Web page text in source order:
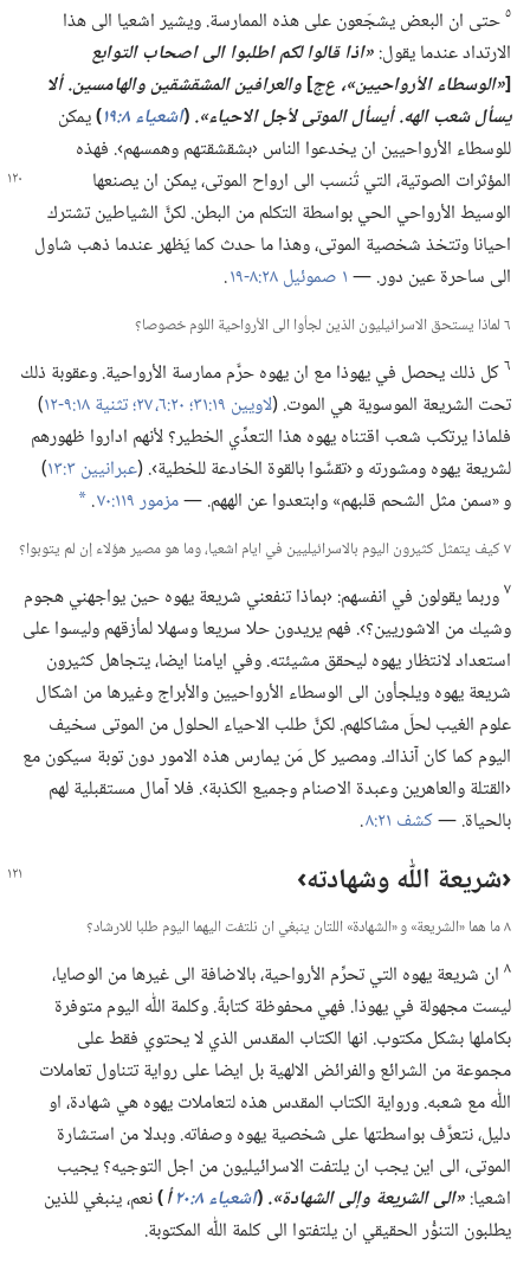
٥حتى ان البعض يشجّعون على هذه الممارسة.‏ ويشير اشعيا الى هذا
الارتداد عندما يقول:‏‏«اذا قالوا لكم اطلبوا الى اصحاب التوابع
[‏‏«الوسطاء الأرواحيين»،‏ ع‌ج‏]والعرافين المشقشقين والهامسين.‏ ألا
يسأل شعب الهه.‏ أيسأل الموتى لأجل الاحياء».‏(‏اشعياء ٨:‏١٩ ‏)‏يمكن
للوسطاء الأرواحيين ان يخدعوا الناس ‹بشقشقتهم وهمسهم›.‏ فهذه
المؤثرات الصوتية،‏ التيتُنسب الى ارواح الموتى،‏ يمكن ان يصنعها
الوسيط الأرواحي الحي بواسطة التكلم من البطن.‏ لكنَّ الشياطين تشترك
احيانا وتتخذ شخصية الموتى،‏ وهذا ما حدث كما يَظهر عندما ذهب شاول
الى ساحرة عين دور.‏ —‏١ صموئيل ٢٨:‏​٨-‏١٩ .‏
٦ لماذا يستحق الاسرائيليون الذين لجأوا الى الأرواحية اللوم خصوصا؟‏
٦كل ذلك يحصل في يهوذا مع ان يهوه حرَّم ممارسة الأرواحية.‏ وعقوبة ذلك
تحت الشريعة الموسوية هي الموت.‏ (‏لاويين ١٩:‏٣١؛‏ تثنية ١٨:‏​٩-‏١٢
‏)‏
فلماذا يرتكب شعب اقتناه يهوه هذا التعدِّي الخطير؟‏ لأنهم اداروا ظهورهم
لشريعة يهوه ومشورته و ‹تقسَّوا بالقوة الخادعة للخطية›.‏ (‏عبرانيين ٣:‏١٣
‏)‏
و «سمن مثل الشحم قلبهم» وابتعدوا عن الههم.‏ —‏مزمور ١١٩:‏٧٠ .‏
a
٧ كيف يتمثل كثيرون اليوم بالاسرائيليين في ايام اشعيا،‏ وما هو مصير هؤلاء إن لم يتوبوا؟‏
٧وربما يقولون في انفسهم:‏ ‹بماذا تنفعني شريعة يهوه حين يواجهني هجوم
وشيك من الاشوريين؟‏›.‏ فهم يريدون حلا سريعا وسهلا لمأزقهم وليسوا على
استعداد لانتظار يهوه ليحقق مشيئته.‏ وفي ايامنا ايضا،‏ يتجاهل كثيرون
شريعة يهوه ويلجأون الى الوسطاء الأرواحيين والأبراج وغيرها من اشكال
علوم الغيب لحلّ مشاكلهم.‏ لكنَّ طلب الاحياء الحلول من الموتى سخيف
اليوم كما كان آنذاك.‏ ومصير كل مَن يمارس هذه الامور دون توبة سيكون مع
‹القتلة والعاهرين وعبدة الاصنام وجميع الكذبة›.‏ فلا آمال مستقبلية لهم
بالحياة.‏ —‏كشف ٢١:‏٨ .‏
‏‹شريعة اللّٰه وشهادته›‏
٨ ما هما «الشريعة» و «الشهادة» اللتان ينبغي ان نلتفت اليهما اليوم طلبا للارشاد؟‏
٨ ان شريعة يهوه التي تحرِّم الأرواحية،‏ بالاضافة الى غيرها من الوصايا،‏
ليست مجهولة في يهوذا.‏ فهي محفوظة كتابةً.‏ وكلمة اللّٰه اليوم متوفرة
بكاملها بشكل مكتوب.‏ انها الكتاب المقدس الذي لا يحتوي فقط على
مجموعة من الشرائع والفرائض الالهية بل ايضا على رواية تتناول تعاملات
اللّٰه مع شعبه.‏ ورواية الكتاب المقدس هذه لتعاملات يهوه هي شهادة،‏ او
دليل،‏ نتعرَّف بواسطتها على شخصية يهوه وصفاته.‏ وبدلا من استشارة
الموتى،‏ الى اين يجب ان يلتفت الاسرائيليون من اجل التوجيه؟‏ يجيب
اشعيا:‏‏«الى الشريعة وإلى الشهادة».‏(‏اشعياء ٨:‏٢٠ أ)‏نعم،‏ ينبغي للذين
يطلبون التنوُّر الحقيقي ان يلتفتوا الى كلمة اللّٰه المكتوبة.‏